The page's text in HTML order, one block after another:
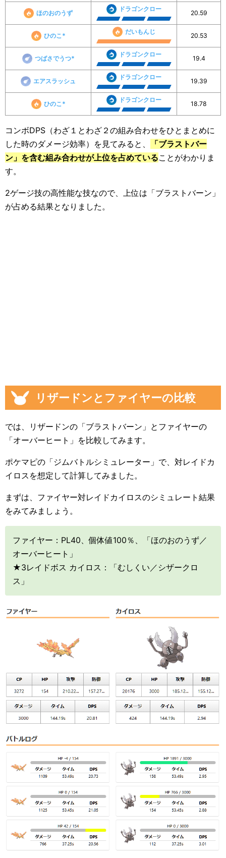
ほのおのうず
ドラゴンクロー
20.59
ひのこ*
だいもんじ
20.53
つばさでうつ*
ドラゴンクロー
19.4
エアスラッシュ
ドラゴンクロー
19.39
ひのこ*
ドラゴンクロー
18.78
コンボDPS（わざ１とわざ２の組み合わせをひとまとめに
した時のダメージ効率）を見てみると、
「ブラストバー
ン」を含む組み合わせが上位を占めていることがわかりま
す。
2ゲージ技の高性能な技なので、上位は「ブラストバーン」
が占める結果となりました。
リザードンとファイヤーの比較
では、リザードンの「ブラストバーン」とファイヤーの
「オーバーヒート」を比較してみます。
ポケマピの「ジムバトルシミュレーター」で、対レイドカ
イロスを想定して計算してみました。
まずは、ファイヤー対レイドカイロスのシミュレート結果
をみてみましょう。
ファイヤー：PL40、個体値100％、「ほのおのうず／
オーバーヒート」
★3レイドボス カイロス：「むしくい／シザークロ
ス」